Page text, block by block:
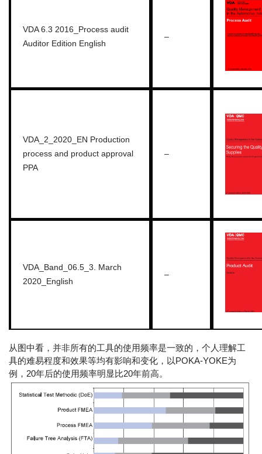
VDA 6.3 2016_Process audit
Auditor Edition English
–
VDA_2_2020_EN Production
process and product approval
PPA
–
VDA_Band_06.5_3. March
2020_English
–
从图中看，并非所有的工具的使用频率是一致的，个人理解工
具的难易程度和效果等均有影响和变化，以POKA-YOKE为
例，20年后的使用频率明显比20年前高。